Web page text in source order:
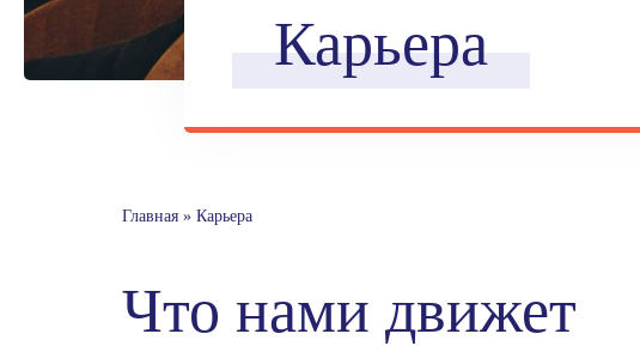
Карьера
Главная » Карьера
Что нами движет